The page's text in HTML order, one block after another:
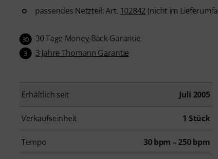
passendes Netzteil: Art. 102842 (nicht im
30 30 Tage Money-Back-Garantie
3 3 Jahre Thomann Garantie
Erhältlich seit Juli 2005
Verkaufseinheit 1 Stück
Tempo 30 bpm – 250 bpm